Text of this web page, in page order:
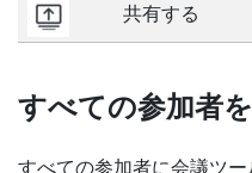
共有する
すべての参加者
すべての参加者に会議ツ